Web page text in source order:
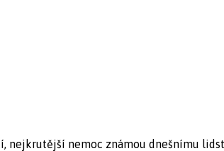
nejkrutější nemoc známou dnešnímu